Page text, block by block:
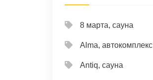
8 марта, сауна
Alma, автокомплекс
Antiq, сауна